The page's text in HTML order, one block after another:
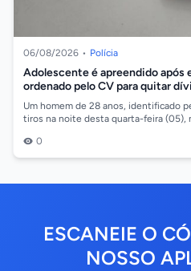
06/08/2026 • Polícia
Adolescente é apreendido após
ordenado pelo CV para quitar
Um homem de 28 anos, identificado
tiros na noite desta quarta-feira (05),
0
ESCANEIE O
NOSSO